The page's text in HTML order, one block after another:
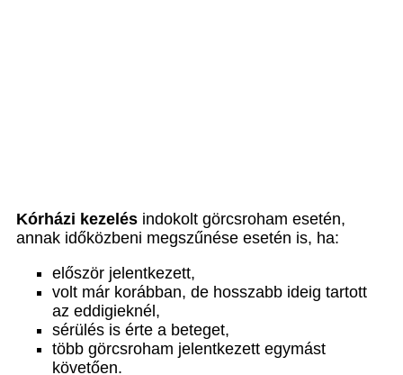
Kórházi kezelés indokolt görcsroham esetén,
annak időközbeni megszűnése esetén is, ha:
először jelentkezett,
volt már korábban, de hosszabb ideig tartott
az eddigieknél,
sérülés is érte a beteget,
több görcsroham jelentkezett egymást
követően.